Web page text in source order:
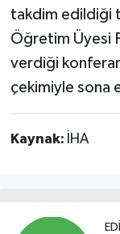
takdim edildiği
Öğretim Üyesi
verdiği
çekimiyle sona
Kaynak: İHA